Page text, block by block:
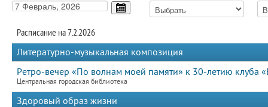
Расписание на 7.2.2026
Литературно-музыкальная композиция
Ретро-вечер «По волнам моей памяти» к 30-летию клуба
Центральная городская библиотека
Здоровый образ жизни